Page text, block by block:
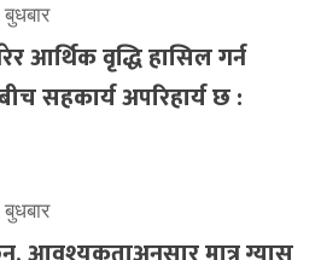
आर्थिक वृद्धि हासिल गर्न
सहकार्य अपरिहार्य छ :